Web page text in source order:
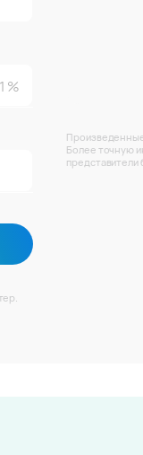
Более точную
представители